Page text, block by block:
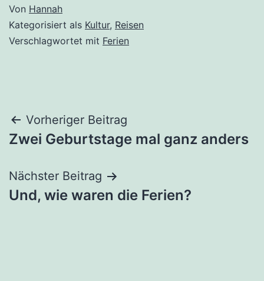
Von Hannah
Kategorisiert als Kultur, Reisen
Verschlagwortet mit Ferien
Beitragsnavigation
Vorheriger Beitrag
Zwei Geburtstage mal ganz anders
Nächster Beitrag
Und, wie waren die Ferien?